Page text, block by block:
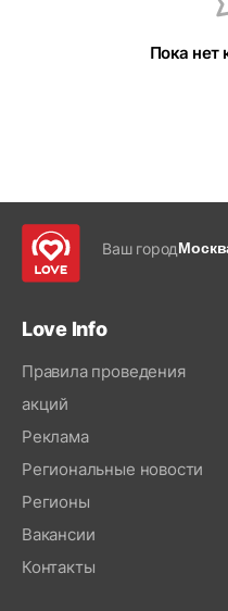
Пока нет
Ваш город
Love Info
Правила проведения
акций
Реклама
Региональные новости
Регионы
Вакансии
Контакты